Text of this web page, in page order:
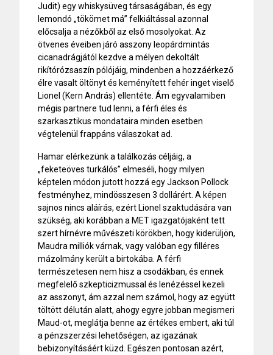
Judit) egy whiskysüveg társaságában, és egy
lemondó „tökömet má” felkiáltással azonnal
előcsalja a nézőkből az első mosolyokat. Az
ötvenes éveiben járó asszony leopárdmintás
cicanadrágjától kezdve a mélyen dekoltált
rikítórózsaszín pólójáig, mindenben a hozzáérkező
élre vasalt öltönyt és keményített fehér inget viselő
Lionel (Kern András) ellentéte. Ám egyvalamiben
mégis partnere tud lenni, a férfi éles és
szarkasztikus mondataira minden esetben
végtelenül frappáns válaszokat ad.
Hamar elérkezünk a találkozás céljáig, a
„feketeöves turkálós” elmeséli, hogy milyen
képtelen módon jutott hozzá egy Jackson Pollock
festményhez, mindösszesen 3 dollárért. A képen
sajnos nincs aláírás, ezért Lionel szaktudására van
szükség, aki korábban a MET igazgatójaként tett
szert hírnévre művészeti körökben, hogy kiderüljön,
Maudra milliók várnak, vagy valóban egy filléres
mázolmány került a birtokába. A férfi
természetesen nem hisz a csodákban, és ennek
megfelelő szkepticizmussal és lenézéssel kezeli
az asszonyt, ám azzal nem számol, hogy az együtt
töltött délután alatt, ahogy egyre jobban megismeri
Maud-ot, meglátja benne az értékes embert, aki túl
a pénzszerzési lehetőségen, az igazának
bebizonyításáért küzd. Egészen pontosan azért,